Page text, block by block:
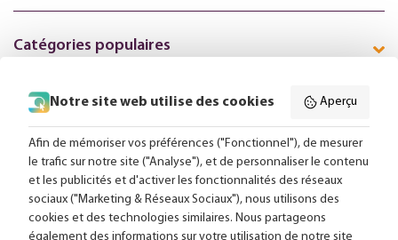
Catégories populaires
Suivez-nous en ligne:
Livraison gratuite à partir de 99,-
Conseils sur mesure
Notre site web utilise des cookies Aperçu
Afin de mémoriser vos préférences ("Fonctionnel"), de mesurer
le trafic sur notre site ("Analyse"), et de personnaliser le contenu
et les publicités et d'activer les fonctionnalités des réseaux
sociaux ("Marketing & Réseaux Sociaux"), nous utilisons des
cookies et des technologies similaires. Nous partageons
également des informations sur votre utilisation de notre site